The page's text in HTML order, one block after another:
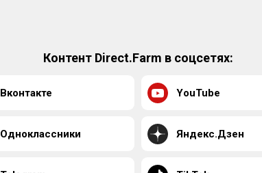
Контент Direct.Farm в соцсетях:
Вконтакте YouTube
Одноклассники Яндекс.Дзен